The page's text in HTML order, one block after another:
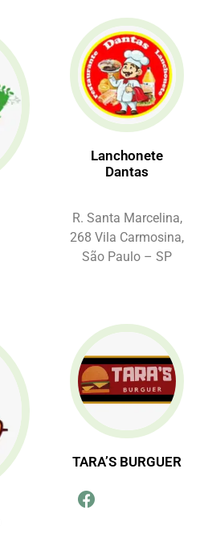
Lanchonete
Dantas
R. Santa Marcelina,
268 Vila Carmosina,
São Paulo – SP
TARA’S BURGUER